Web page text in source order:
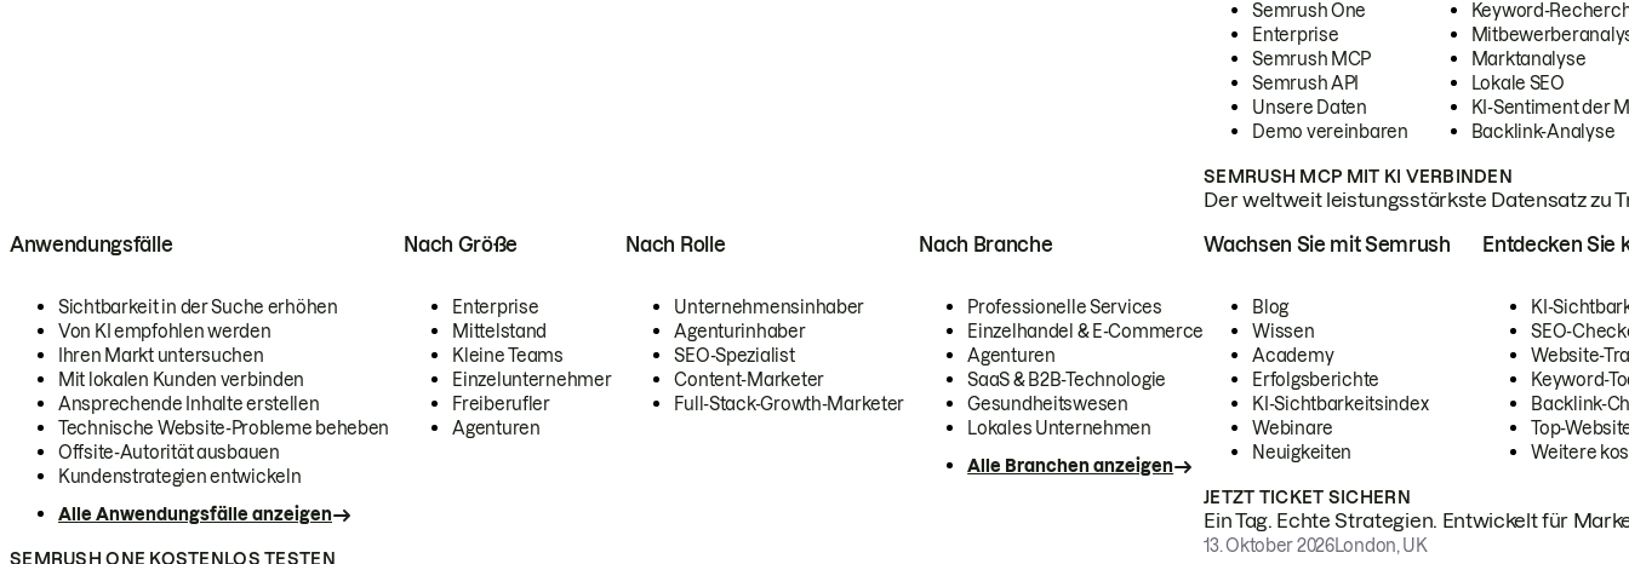
Semrush One
Enterprise
Semrush MCP
Semrush API
Unsere Daten
Demo vereinbaren
Keyword-
Marktanalyse
Lokale SEO
KI-Sentiment der
Backlink-Analyse
SEMRUSH MCP MIT KI VERBINDEN
Der weltweit leistungsstärkste Datensatz zu
Anwendungsfälle
Sichtbarkeit in der Suche erhöhen
Von KI empfohlen werden
Ihren Markt untersuchen
Mit lokalen Kunden verbinden
Ansprechende Inhalte erstellen
Technische Website-Probleme beheben
Offsite-Autorität ausbauen
Kundenstrategien entwickeln
Alle Anwendungsfälle anzeigen
Nach Größe
Enterprise
Mittelstand
Kleine Teams
Einzelunternehmer
Freiberufler
Agenturen
Nach Rolle
Unternehmensinhaber
Agenturinhaber
SEO-Spezialist
Content-Marketer
Full-Stack-Growth-Marketer
Nach Branche
Professionelle Services
Einzelhandel & E-Commerce
Agenturen
SaaS & B2B-Technologie
Gesundheitswesen
Lokales Unternehmen
Alle Branchen anzeigen
SEMRUSH ONE KOSTENLOS TESTEN
Wachsen Sie mit Semrush
Blog
Wissen
Academy
Erfolgsberichte
KI-Sichtbarkeitsindex
Webinare
Neuigkeiten
Entdecken Sie
KI-
SEO-
Website-
Keyword-
Backlink-
Top-
Weitere
JETZT TICKET SICHERN
Ein Tag. Echte Strategien. Entwickelt für
13. Oktober 2026London, UK